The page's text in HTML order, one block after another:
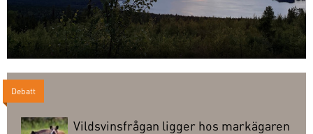
Debatt
Vildsvinsfrågan ligger hos markägaren